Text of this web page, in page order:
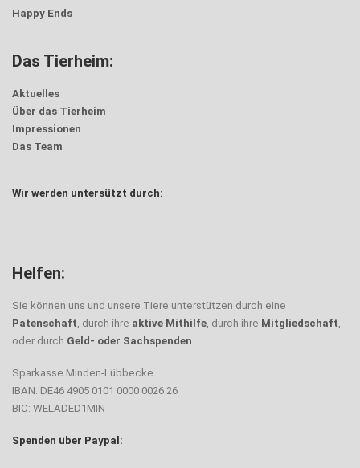
Happy Ends
Das Tierheim:
Aktuelles
Über das Tierheim
Impressionen
Das Team
Wir werden untersützt durch:
Helfen:
Sie können uns und unsere Tiere unterstützen durch eine
Patenschaft, durch ihre aktive Mithilfe, durch ihre Mitgliedschaft,
oder durch Geld- oder Sachspenden.
Sparkasse Minden-Lübbecke
IBAN: DE46 4905 0101 0000 0026 26
BIC: WELADED1MIN
Spenden über Paypal: